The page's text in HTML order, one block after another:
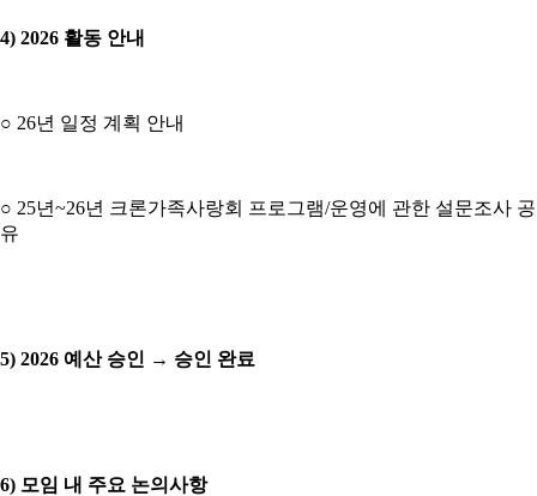
4) 2026 활동 안내
○ 26년 일정 계획 안내
○ 25년~26년 크론가족사랑회 프로그램/운영에 관한 설문조사 공
유
5) 2026 예산 승인 → 승인 완료
6) 모임 내 주요 논의사항